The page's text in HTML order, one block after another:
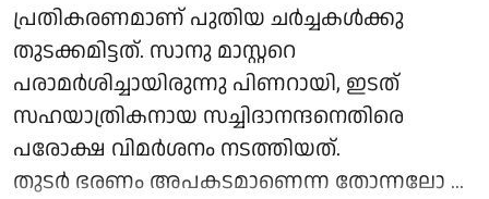
പ്രതികരണമാണ് പുതിയ ചര്‍ച്ചകള്‍ക്കു
തുടക്കമിട്ടത്. സാനു മാസ്റ്ററെ
പരാമര്‍ശിച്ചായിരുന്നു പിണറായി, ഇടത്
സഹയാത്രികനായ സച്ചിദാനന്ദനെതിരെ
പരോക്ഷ വിമര്‍ശനം നടത്തിയത്.
തുടര്‍ ഭരണം അപകടമാണെന്ന തോന്നലോ ...